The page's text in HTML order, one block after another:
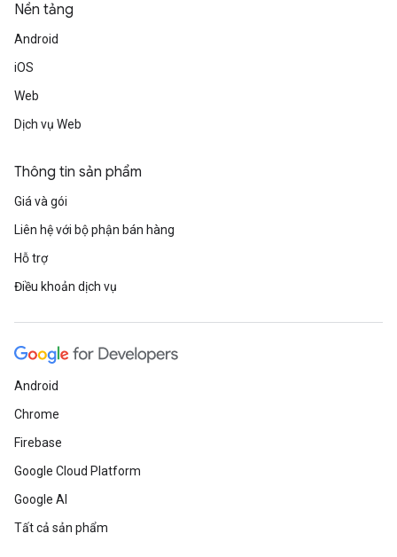
Nền tảng
Android
iOS
Web
Dịch vụ Web
Thông tin sản phẩm
Giá và gói
Liên hệ với bộ phận bán hàng
Hỗ trợ
Điều khoản dịch vụ
Android
Chrome
Firebase
Google Cloud Platform
Google AI
Tất cả sản phẩm